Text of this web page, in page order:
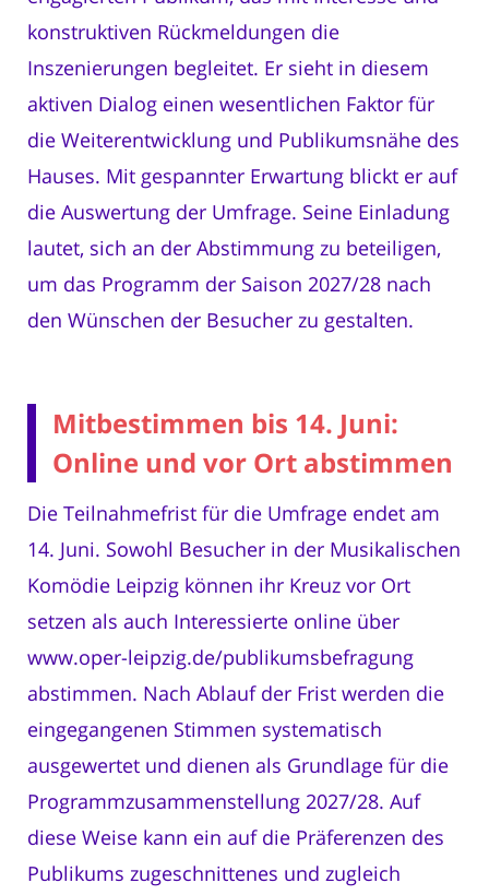
konstruktiven Rückmeldungen die
Inszenierungen begleitet. Er sieht in diesem
aktiven Dialog einen wesentlichen Faktor für
die Weiterentwicklung und Publikumsnähe des
Hauses. Mit gespannter Erwartung blickt er auf
die Auswertung der Umfrage. Seine Einladung
lautet, sich an der Abstimmung zu beteiligen,
um das Programm der Saison 2027/28 nach
den Wünschen der Besucher zu gestalten.
Mitbestimmen bis 14. Juni:
Online und vor Ort abstimmen
Die Teilnahmefrist für die Umfrage endet am
14. Juni. Sowohl Besucher in der Musikalischen
Komödie Leipzig können ihr Kreuz vor Ort
setzen als auch Interessierte online über
www.oper-leipzig.de/publikumsbefragung
abstimmen. Nach Ablauf der Frist werden die
eingegangenen Stimmen systematisch
ausgewertet und dienen als Grundlage für die
Programmzusammenstellung 2027/28. Auf
diese Weise kann ein auf die Präferenzen des
Publikums zugeschnittenes und zugleich